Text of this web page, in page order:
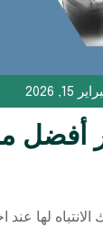
15, 2026
أفضل
لها عند